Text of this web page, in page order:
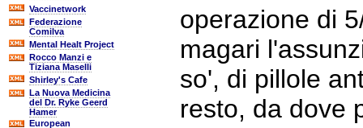
Vaccinetwork
Federazione
Comilva
Mental Healt Project
Rocco Manzi e
Tiziana Maselli
Shirley's Cafe
La Nuova Medicina
del Dr. Ryke Geerd
Hamer
European
operazione di
magari
so', di pillole
resto, da dove